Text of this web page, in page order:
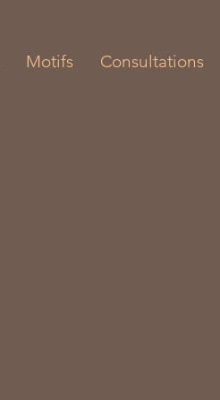
Motifs Consultations